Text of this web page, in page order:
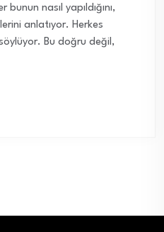
nasıl yapıldığını,
anlatıyor. Herkes
söylüyor. Bu doğru değil,